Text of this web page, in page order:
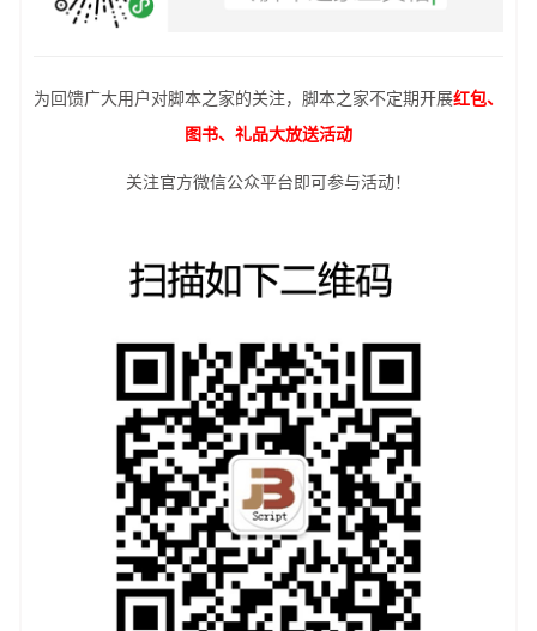
为回馈广大用户对脚本之家的关注，脚本之家不定期开展红包、
图书、礼品大放送活动
关注官方微信公众平台即可参与活动！